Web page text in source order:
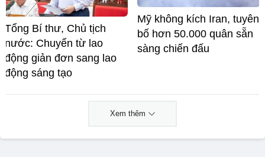
Tổng Bí thư, Chủ tịch
nước: Chuyển từ lao
động giản đơn sang lao
động sáng tạo
Mỹ không kích Iran, tuyên
bố hơn 50.000 quân sẵn
sàng chiến đấu
Xem thêm